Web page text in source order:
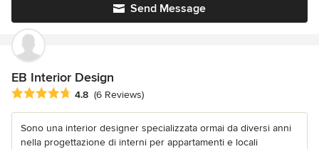
Send Message
EB Interior Design
Average rating: 4.8 out of 5 stars
4.8 (6 Reviews)
Sono una interior designer specializzata ormai da diversi anni
nella progettazione di interni per appartamenti e locali